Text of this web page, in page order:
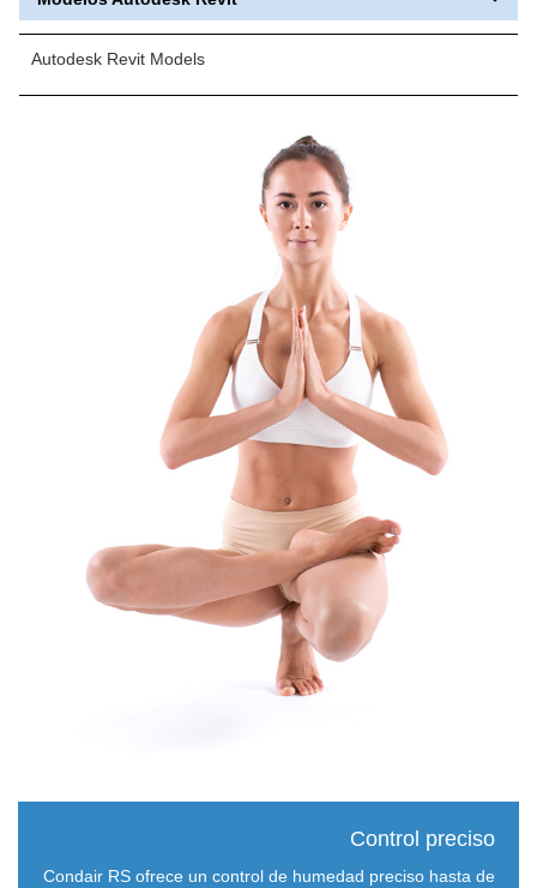
Autodesk Revit Models
Control preciso
Condair RS ofrece un control de humedad preciso hasta de